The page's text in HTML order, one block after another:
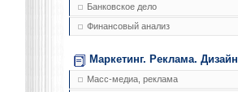
Банковское дело
Финансовый анализ
Маркетинг. Реклама. Дизайн
Масс-медиа, реклама